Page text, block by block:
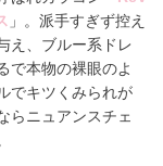
」。派手すぎず控え
え、ブルー系ドレ
で本物の裸眼のよ
でキツくみられが
らニュアンスチェ